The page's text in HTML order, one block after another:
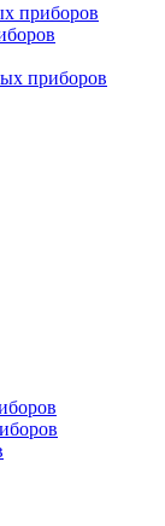
приборов
приборов